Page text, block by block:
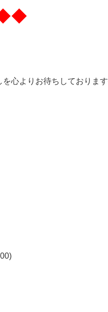
心よりお待ちしております